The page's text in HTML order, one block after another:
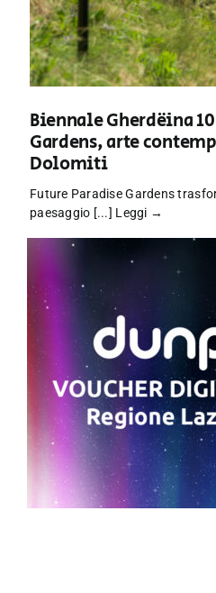
Biennale Gherdëina
Gardens, arte
Dolomiti
Future Paradise Gardens
paesaggio [...] Leggi →